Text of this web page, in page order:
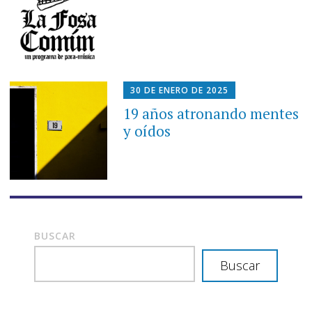
30 DE ENERO DE 2025
19 años atronando mentes
y oídos
BUSCAR
Buscar